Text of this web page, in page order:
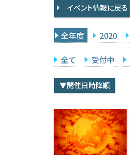
イベント情報に戻る
全年度 2020
全て 受付中
▼開催日時降順